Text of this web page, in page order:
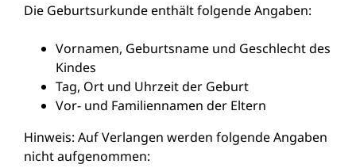
Die Geburtsurkunde enthält folgende Angaben:
Vornamen, Geburtsname und Geschlecht des
Kindes
Tag, Ort und Uhrzeit der Geburt
Vor- und Familiennamen der Eltern
Hinweis: Auf Verlangen werden folgende Angaben
nicht aufgenommen: